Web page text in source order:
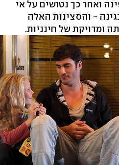
ואחר כך נטושים על אי
- והסצינות האלה
ומדויקת של חינניות.